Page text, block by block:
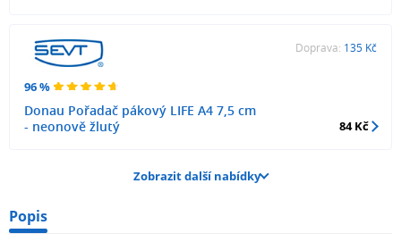
96 %
Donau Pořadač pákový LIFE A4 7,5 cm
- neonově žlutý
Doprava: 135 Kč
84 Kč
Zobrazit další nabídky
Popis